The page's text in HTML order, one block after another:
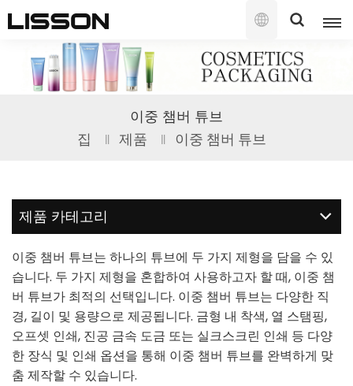
의
English
français
español
português
العربية
日本語
한국의
이중 챔버 튜브
집 제품 이중 챔버 튜브
제품 카테고리
이중 챔버 튜브는 하나의 튜브에 두 가지 제형을 담을 수 있
습니다. 두 가지 제형을 혼합하여 사용하고자 할 때, 이중 챔
버 튜브가 최적의 선택입니다. 이중 챔버 튜브는 다양한 직
경, 길이 및 용량으로 제공됩니다. 금형 내 착색, 열 스탬핑,
오프셋 인쇄, 진공 금속 도금 또는 실크스크린 인쇄 등 다양
한 장식 및 인쇄 옵션을 통해 이중 챔버 튜브를 완벽하게 맞
춤 제작할 수 있습니다.